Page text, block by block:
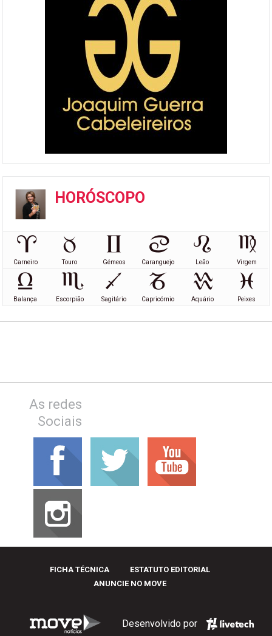
HORÓSCOPO
Carneiro Touro Gémeos Caranguejo Leão Virgem
Balança Escorpião Sagitário Capricórnio Aquário Peixes
As redes
Sociais
FICHA TÉCNICA
ESTATUTO EDITORIAL
ANUNCIE NO MOVE
Desenvolvido por